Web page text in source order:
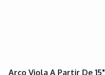
Arco Viola A Partir De 15"